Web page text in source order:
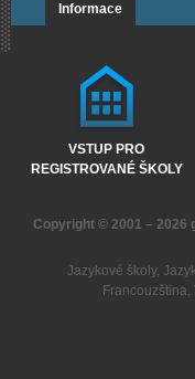
Informace
VSTUP PRO
REGISTROVANÉ ŠKOLY
Copyright © 2001 – 2026
Jazykové školy,
Francouzština,